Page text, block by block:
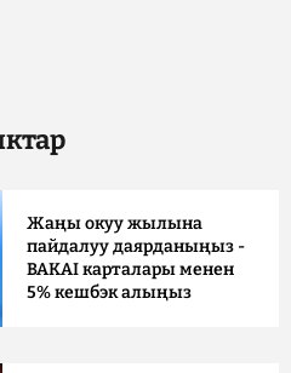
Жаңы окуу жылына
пайдалуу даярданыңыз -
BAKAI карталары менен
5% кешбэк алыңыз